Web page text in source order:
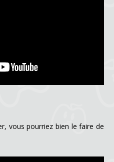
vous pourriez bien le faire de